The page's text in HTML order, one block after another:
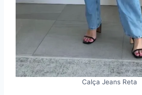
Calça Jeans Reta